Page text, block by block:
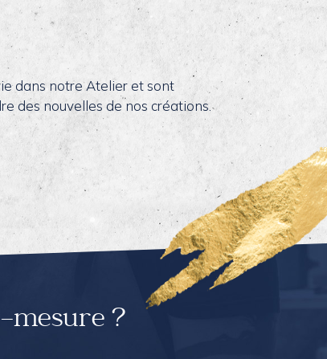
dans notre Atelier et sont
des nouvelles de nos créations.
mesure ?